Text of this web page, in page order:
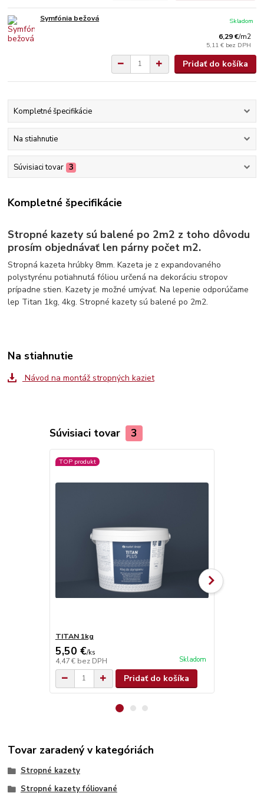
Symfónia bežová
6,29 €/m2
5,11 € bez DPH
Skladom
Pridať do košíka
Kompletné špecifikácie
Na stiahnutie
Súvisiaci tovar 3
Kompletné špecifikácie
Stropné kazety sú balené po 2m2 z toho dôvodu
prosím objednávať len párny počet m2.
Stropná kazeta hrúbky 8mm. Kazeta je z expandovaného
polystyrénu potiahnutá fóliou určená na dekoráciu stropov
prípadne stien. Kazety je možné umývať. Na lepenie odporúčame
lep Titan 1kg, 4kg. Stropné kazety sú balené po 2m2.
Na stiahnutie
Návod na montáž stropných kaziet
Súvisiaci tovar 3
TOP produkt
TITAN 1kg
5,50 €/ks
4,47 € bez DPH Skladom
Pridať do košíka
Tovar zaradený v kategóriách
Stropné kazety
Stropné kazety fóliované